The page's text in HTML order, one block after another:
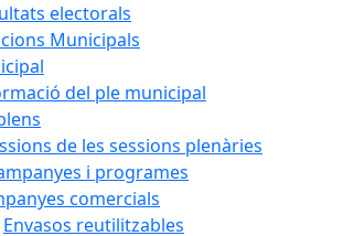
electorals
Municipals
del ple municipal
de les sessions plenàries
i programes
comercials
Envasos reutilitzables